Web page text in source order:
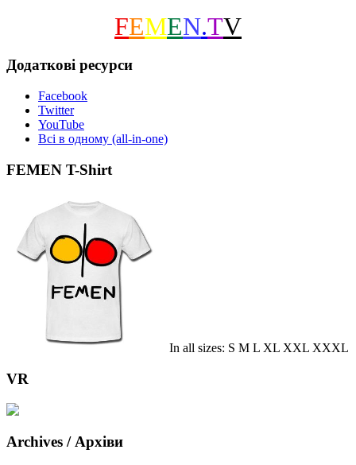
FEMEN.TV
Додаткові ресурси
Facebook
Twitter
YouTube
Всі в одному (all-in-one)
FEMEN T-Shirt
In all sizes: S M L XL XXL XXXL
VR
Archives / Архіви